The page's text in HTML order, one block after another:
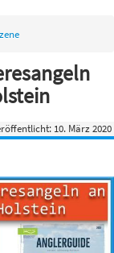
10. März 2020